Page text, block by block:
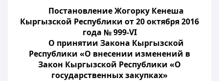
Постановление Жогорку Кенеша
Кыргызской Республики от 20 октября 2016
года № 999-VI
О принятии Закона Кыргызской
Республики «О внесении изменений в
Закон Кыргызской Республики «О
государственных закупках»